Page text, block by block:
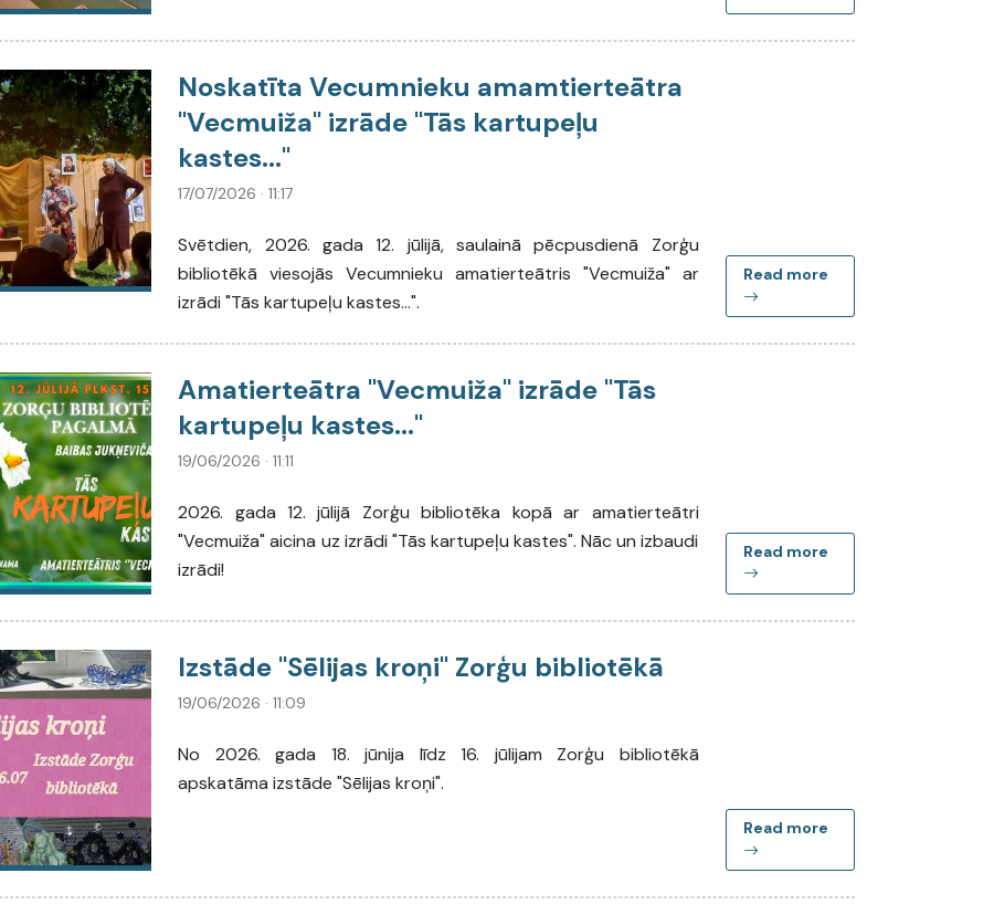
Noskatīta Vecumnieku amamtierteātra
"Vecmuiža" izrāde "Tās kartupeļu
kastes..."
17/07/2026 · 11:17
Svētdien, 2026. gada 12. jūlijā, saulainā pēcpusdienā Zorģu
bibliotēkā viesojās Vecumnieku amatierteātris "Vecmuiža" ar
izrādi "Tās kartupeļu kastes...".
Read more
Amatierteātra "Vecmuiža" izrāde "Tās
kartupeļu kastes..."
19/06/2026 · 11:11
2026. gada 12. jūlijā Zorģu bibliotēka kopā ar amatierteātri
"Vecmuiža" aicina uz izrādi "Tās kartupeļu kastes". Nāc un izbaudi
izrādi!
Read more
Izstāde "Sēlijas kroņi" Zorģu bibliotēkā
19/06/2026 · 11:09
No 2026. gada 18. jūnija līdz 16. jūlijam Zorģu bibliotēkā
apskatāma izstāde "Sēlijas kroņi".
Read more